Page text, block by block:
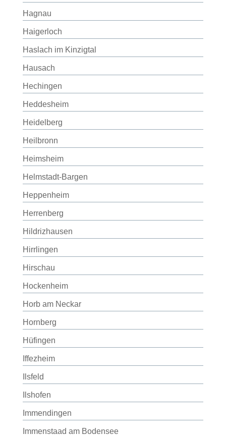
Hagnau
Haigerloch
Haslach im Kinzigtal
Hausach
Hechingen
Heddesheim
Heidelberg
Heilbronn
Heimsheim
Helmstadt-Bargen
Heppenheim
Herrenberg
Hildrizhausen
Hirrlingen
Hirschau
Hockenheim
Horb am Neckar
Hornberg
Hüfingen
Iffezheim
Ilsfeld
Ilshofen
Immendingen
Immenstaad am Bodensee